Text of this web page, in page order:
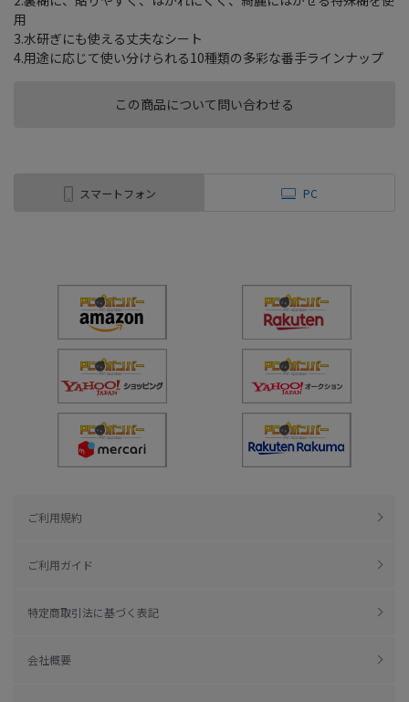
この商品について問い合わせる
用
3.水研ぎにも使える丈夫なシート
4.用途に応じて使い分けられる10種類の多彩な番手ラインナップ
スマートフォン PC
ご利用規約
ご利用ガイド
特定商取引法に基づく表記
会社概要